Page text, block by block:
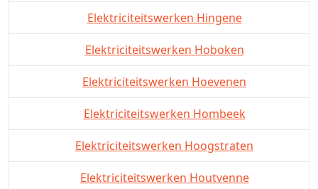
Elektriciteitswerken Hingene
Elektriciteitswerken Hoboken
Elektriciteitswerken Hoevenen
Elektriciteitswerken Hombeek
Elektriciteitswerken Hoogstraten
Elektriciteitswerken Houtvenne